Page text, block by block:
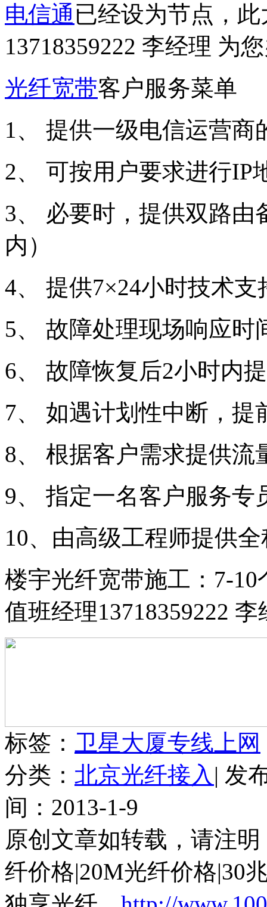
电信通已经设为节点，
13718359222 李经理 为
光纤宽带客户服务菜单
1、 提供一级电信运营商
2、 可按用户要求进行IP
3、 必要时，提供双路
内）
4、 提供7×24小时技术支
5、 故障处理现场响应时
6、 故障恢复后2小时内
7、 如遇计划性中断，提
8、 根据客户需求提供流
9、 指定一名客户服务专
10、由高级工程师提供
楼宇光纤宽带施工：7-
值班经理13718359222 李
标签： 卫星大厦专线上网
分类： 北京光纤接入 | 发
间：2013-1-9
原创文章如转载，请注
纤价格|20M光纤价格|30